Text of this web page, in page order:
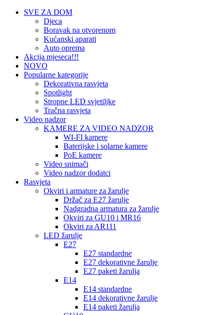
SVE ZA DOM
Djeca
Boravak na otvorenom
Kućanski aparati
Auto oprema
Akcija mjeseca!!!
NOVO
Popularne kategorije
Dekorativna rasvjeta
Spotlight
Stropne LED svjetiljke
Tračna rasvjeta
Video nadzor
KAMERE ZA VIDEO NADZOR
WI-FI kamere
Baterijske i solarne kamere
PoE kamere
Video snimači
Video nadzor dodatci
Rasvjeta
Okviri i armature za žarulje
Držač za E27 žarulje
Nadgradna armatura za žarulje
Okviri za GU10 i MR16
Okviri za AR111
LED žarulje
E27
E27 standardne
E27 dekorativne žarulje
E27 paketi žarulja
E14
E14 standardne
E14 dekorativne žarulje
E14 paketi žarulja